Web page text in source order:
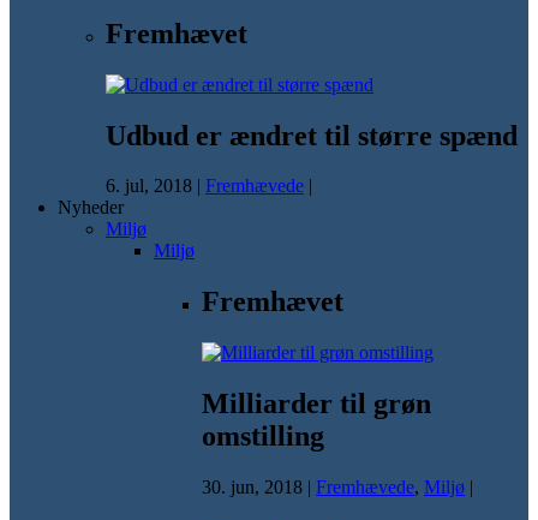
Fremhævet
Udbud er ændret til større spænd
6. jul, 2018 | Fremhævede |
Nyheder
Miljø
Miljø
Fremhævet
Milliarder til grøn
omstilling
30. jun, 2018 | Fremhævede, Miljø |